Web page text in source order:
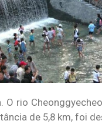
O rio
de 5,8 km, foi